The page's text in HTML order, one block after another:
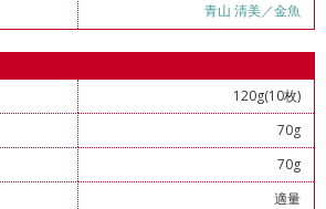
青山 清美／金魚
120g(10枚)
70g
70g
適量